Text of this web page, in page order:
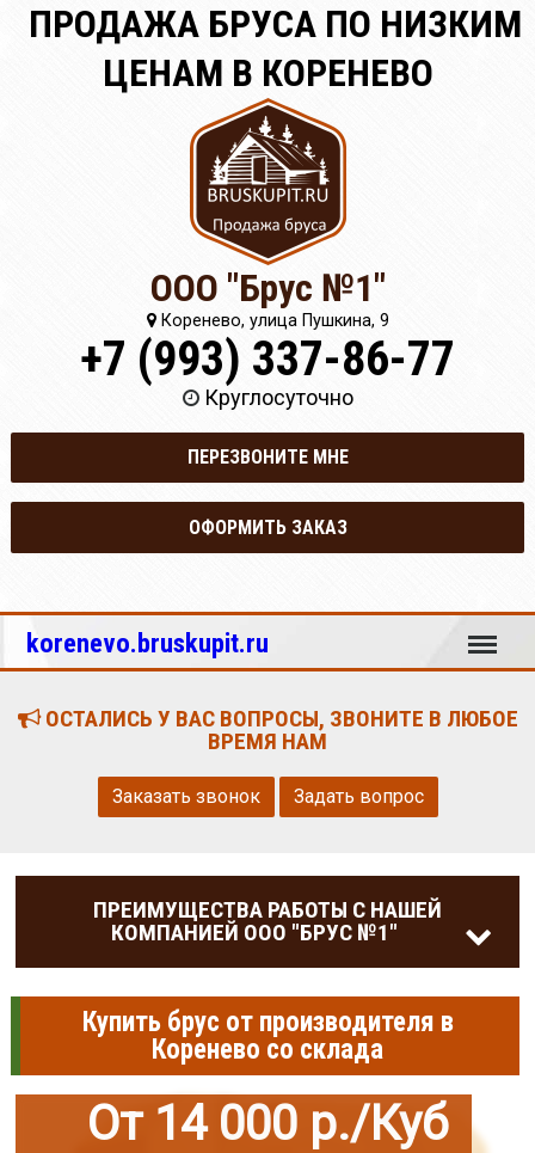
ПРОДАЖА БРУСА ПО НИЗКИМ
ЦЕНАМ В КОРЕНЕВО
ООО "Брус №1"
Коренево, улица Пушкина, 9
+7 (993) 337-86-77
Круглосуточно
ПЕРЕЗВОНИТЕ МНЕ
ОФОРМИТЬ ЗАКАЗ
korenevo.bruskupit.ru Меню
ОСТАЛИСЬ У ВАС ВОПРОСЫ, ЗВОНИТЕ В ЛЮБОЕ
ВРЕМЯ НАМ
Заказать звонок Задать вопрос
ПРЕИМУЩЕСТВА РАБОТЫ С НАШЕЙ
КОМПАНИЕЙ ООО "БРУС №1"
Купить брус от производителя в
Коренево со склада
От 14 000 р./Куб